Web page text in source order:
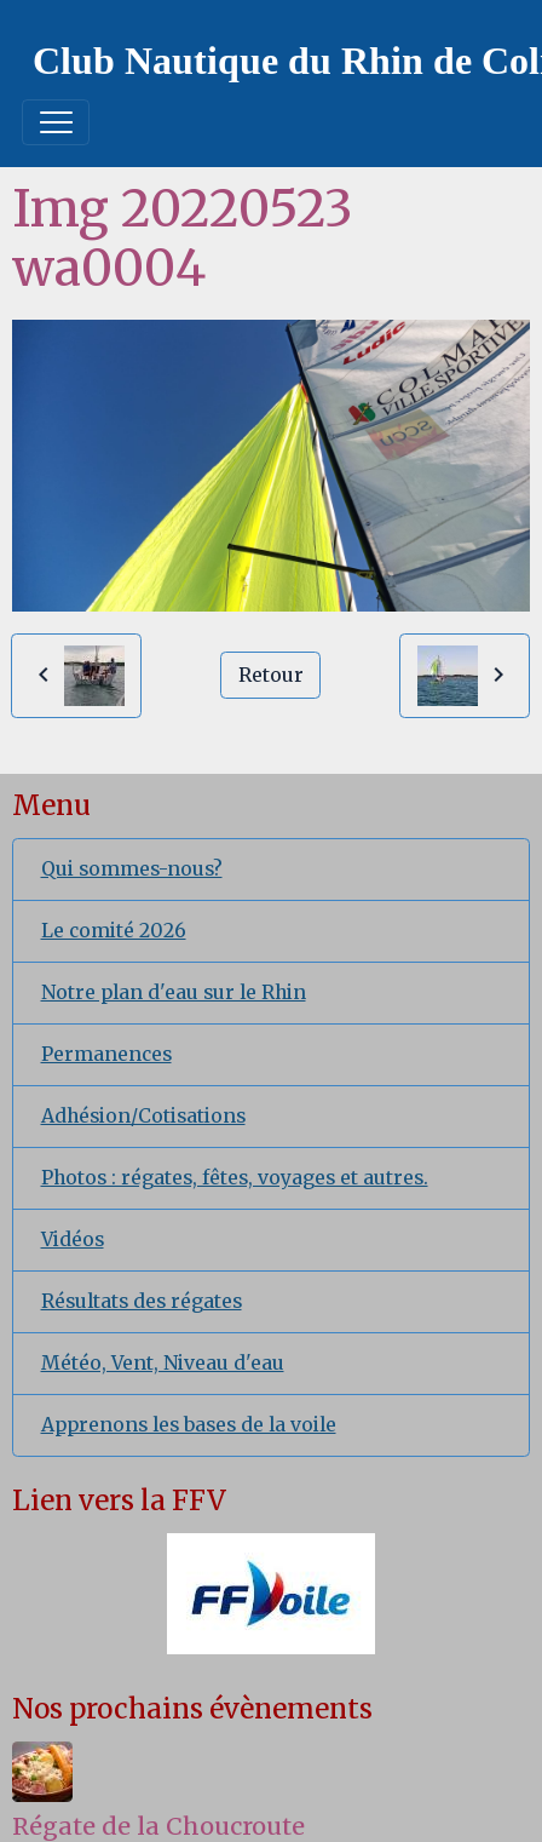
Club Nautique du Rhin de
Img 20220523
wa0004
Retour
Menu
Qui sommes-nous?
Le comité 2026
Notre plan d'eau sur le Rhin
Permanences
Adhésion/Cotisations
Photos : régates, fêtes, voyages et autres.
Vidéos
Résultats des régates
Météo, Vent, Niveau d'eau
Apprenons les bases de la voile
Lien vers la FFV
Nos prochains évènements
Régate de la Choucroute